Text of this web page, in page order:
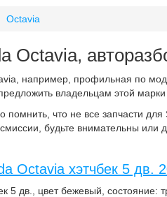
Octavia
Octavia,
например, профильная по
владельцам этой
помнить, что не все запчасти
будьте внимательны или
Octavia хэтчбек 5 дв.
5 дв., цвет бежевый, состояние: